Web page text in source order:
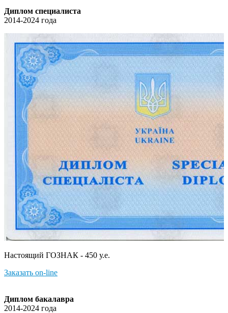
Диплом специалиста
2014-2024 года
Настоящий ГОЗНАК - 450 у.е.
Заказать on-line
Диплом бакалавра
2014-2024 года